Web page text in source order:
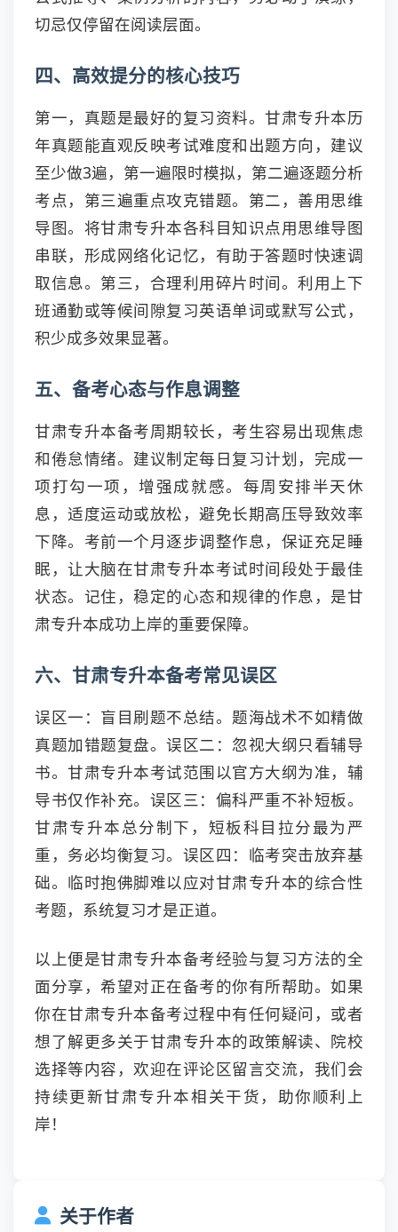
切忌仅停留在阅读层面。
四、高效提分的核心技巧
第一，真题是最好的复习资料。甘肃专升本历
年真题能直观反映考试难度和出题方向，建议
至少做3遍，第一遍限时模拟，第二遍逐题分析
考点，第三遍重点攻克错题。第二，善用思维
导图。将甘肃专升本各科目知识点用思维导图
串联，形成网络化记忆，有助于答题时快速调
取信息。第三，合理利用碎片时间。利用上下
班通勤或等候间隙复习英语单词或默写公式，
积少成多效果显著。
五、备考心态与作息调整
甘肃专升本备考周期较长，考生容易出现焦虑
和倦怠情绪。建议制定每日复习计划，完成一
项打勾一项，增强成就感。每周安排半天休
息，适度运动或放松，避免长期高压导致效率
下降。考前一个月逐步调整作息，保证充足睡
眠，让大脑在甘肃专升本考试时间段处于最佳
状态。记住，稳定的心态和规律的作息，是甘
肃专升本成功上岸的重要保障。
六、甘肃专升本备考常见误区
误区一：盲目刷题不总结。题海战术不如精做
真题加错题复盘。误区二：忽视大纲只看辅导
书。甘肃专升本考试范围以官方大纲为准，辅
导书仅作补充。误区三：偏科严重不补短板。
甘肃专升本总分制下，短板科目拉分最为严
重，务必均衡复习。误区四：临考突击放弃基
础。临时抱佛脚难以应对甘肃专升本的综合性
考题，系统复习才是正道。
以上便是甘肃专升本备考经验与复习方法的全
面分享，希望对正在备考的你有所帮助。如果
你在甘肃专升本备考过程中有任何疑问，或者
想了解更多关于甘肃专升本的政策解读、院校
选择等内容，欢迎在评论区留言交流，我们会
持续更新甘肃专升本相关干货，助你顺利上
岸！
关于作者